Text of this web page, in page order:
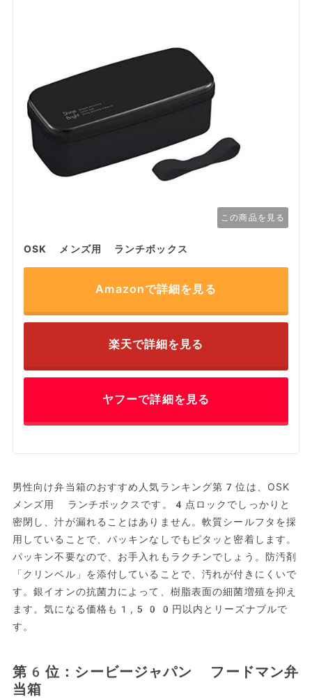
この商品を見る
OSK メンズ用 ランチボックス
Amazonで詳細を見る
楽天で詳細を見る
ヤフーで詳細を見る
男性向け弁当箱のおすすめ人気ランキング第7位は、OSK
メンズ用 ランチボックスです。4点ロックでしっかりと
密閉し、汁が漏れることはありません。軟質シールフタを採
用していることで、パッキンなしでもピタッと密着します。
パッキン不要なので、お手入れもラクチンでしょう。防汚剤
「クリンベル」を添付していることで、汚れが付きにくいで
す。銀イオンの抗菌力によって、樹脂表面の細菌増殖を抑え
ます。気になる価格も1,500円以内とリーズナブルで
す。
第6位：シービージャパン フードマン弁
当箱